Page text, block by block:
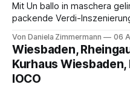
Mit Un ballo in maschera
packende Verdi-
psychologische Tiefe mit
einem spielfreudigen
überzeugenden
Von Daniela Zimmermann 06
Wiesbaden,
Kurhaus Wiesbaden,
IOCO